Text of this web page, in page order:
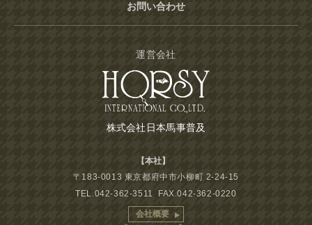
お問い合わせ
運営会社
株式会社日本馬事普及
【本社】
〒183-0013 東京都府中市小柳町 2-24-15
TEL.042-362-3511 FAX.042-362-0220
会社概要